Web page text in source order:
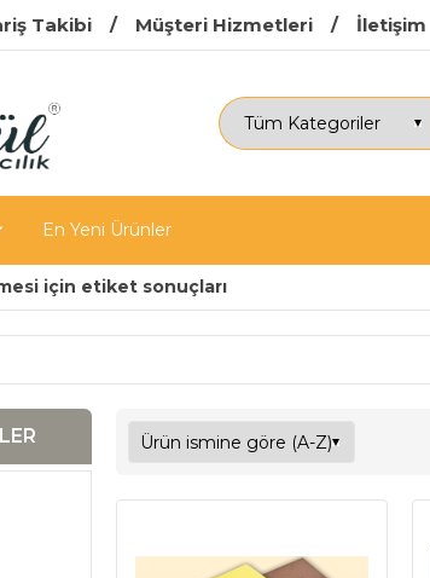
Takibi Müşteri Hizmetleri İletişim
En Yeni Ürünler
için etiket sonuçları